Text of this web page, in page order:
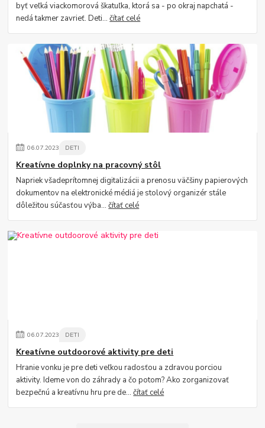
byť veľká viackomorová škatuľka, ktorá sa - po okraj napchatá -
nedá takmer zavrieť. Deti...čítať celé
06.07.2023 DETI
Kreatívne doplnky na pracovný stôl
Napriek všadeprítomnej digitalizácii a prenosu väčšiny papierových
dokumentov na elektronické médiá je stolový organizér stále
dôležitou súčasťou výba...čítať celé
06.07.2023 DETI
Kreatívne outdoorové aktivity pre deti
Hranie vonku je pre deti veľkou radosťou a zdravou porciou
aktivity. Ideme von do záhrady a čo potom? Ako zorganizovať
bezpečnú a kreatívnu hru pre de...čítať celé